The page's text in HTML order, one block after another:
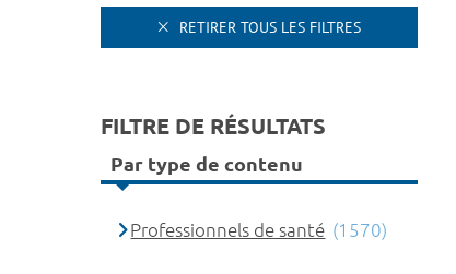
RETIRER TOUS LES FILTRES
FILTRE DE RÉSULTATS
Par type de contenu
Professionnels de santé (1570)